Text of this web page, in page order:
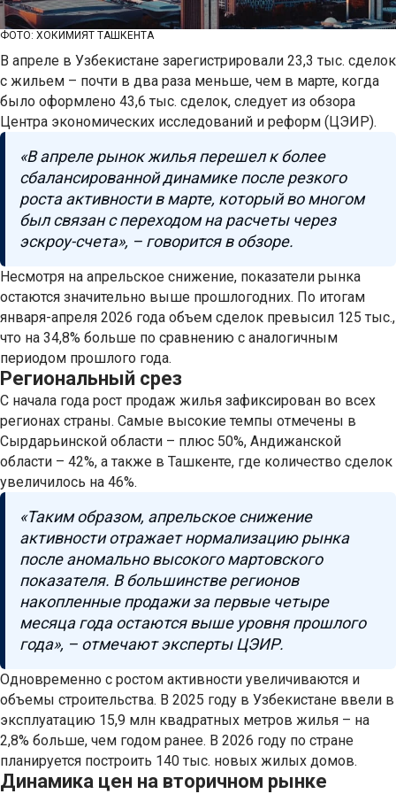
ФОТО: ХОКИМИЯТ ТАШКЕНТА
В апреле в Узбекистане зарегистрировали 23,3 тыс. сделок
с жильем – почти в два раза меньше, чем в марте, когда
было оформлено 43,6 тыс. сделок, следует из обзора
Центра экономических исследований и реформ (ЦЭИР).
«В апреле рынок жилья перешел к более
сбалансированной динамике после резкого
роста активности в марте, который во многом
был связан с переходом на расчеты через
эскроу-счета», – говорится в обзоре.
Несмотря на апрельское снижение, показатели рынка
остаются значительно выше прошлогодних. По итогам
января-апреля 2026 года объем сделок превысил 125 тыс.,
что на 34,8% больше по сравнению с аналогичным
периодом прошлого года.
Региональный срез
С начала года рост продаж жилья зафиксирован во всех
регионах страны. Самые высокие темпы отмечены в
Сырдарьинской области – плюс 50%, Андижанской
области – 42%, а также в Ташкенте, где количество сделок
увеличилось на 46%.
«Таким образом, апрельское снижение
активности отражает нормализацию рынка
после аномально высокого мартовского
показателя. В большинстве регионов
накопленные продажи за первые четыре
месяца года остаются выше уровня прошлого
года», – отмечают эксперты ЦЭИР.
Одновременно с ростом активности увеличиваются и
объемы строительства. В 2025 году в Узбекистане ввели в
эксплуатацию 15,9 млн квадратных метров жилья – на
2,8% больше, чем годом ранее. В 2026 году по стране
планируется построить 140 тыс. новых жилых домов.
Динамика цен на вторичном рынке